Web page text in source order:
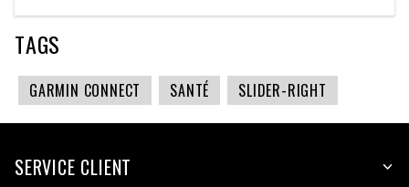
TAGS
GARMIN CONNECT SANTÉ SLIDER-RIGHT
SERVICE CLIENT